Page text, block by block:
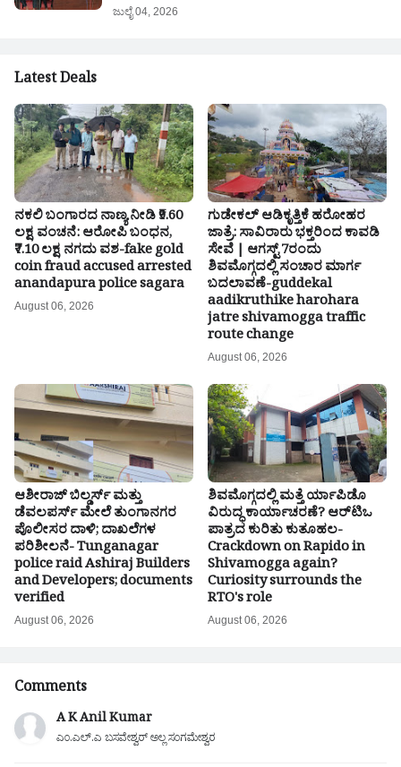
ಜುಲೈ 04, 2026
Latest Deals
ನಕಲಿ ಬಂಗಾರದ ನಾಣ್ಯ ನೀಡಿ ₹9.60
ಲಕ್ಷ ವಂಚನೆ: ಆರೋಪಿ ಬಂಧನ,
₹7.10 ಲಕ್ಷ ನಗದು ವಶ-fake gold
coin fraud accused arrested
anandapura police sagara
August 06, 2026
ಗುಡೇಕಲ್ ಆಡಿಕೃತ್ತಿಕೆ ಹರೋಹರ
ಜಾತ್ರೆ: ಸಾವಿರಾರು ಭಕ್ತರಿಂದ ಕಾವಡಿ
ಸೇವೆ | ಆಗಸ್ಟ್ 7ರಂದು
ಶಿವಮೊಗ್ಗದಲ್ಲಿ ಸಂಚಾರ ಮಾರ್ಗ
ಬದಲಾವಣೆ-guddekal
aadikruthike harohara
jatre shivamogga traffic
route change
August 06, 2026
ಆಶೀರಾಜ್ ಬಿಲ್ಡರ್ಸ್ ಮತ್ತು
ಡೆವಲಪರ್ಸ್ ಮೇಲೆ ತುಂಗಾನಗರ
ಪೊಲೀಸರ ದಾಳಿ; ದಾಖಲೆಗಳ
ಪರಿಶೀಲನೆ- Tunganagar
police raid Ashiraj Builders
and Developers; documents
verified
August 06, 2026
ಶಿವಮೊಗ್ಗದಲ್ಲಿ ಮತ್ತೆ ರ್ಯಾಪಿಡೊ
ವಿರುದ್ಧ ಕಾರ್ಯಾಚರಣೆ? ಆರ್‌ಟಿಒ
ಪಾತ್ರದ ಕುರಿತು ಕುತೂಹಲ-
Crackdown on Rapido in
Shivamogga again?
Curiosity surrounds the
RTO's role
August 06, 2026
Comments
A K Anil Kumar
ಎಂ.ಎಲ್.ಎ ಬಸವೇಶ್ವರ್ ಅಲ್ಲ ಸಂಗಮೇಶ್ವರ